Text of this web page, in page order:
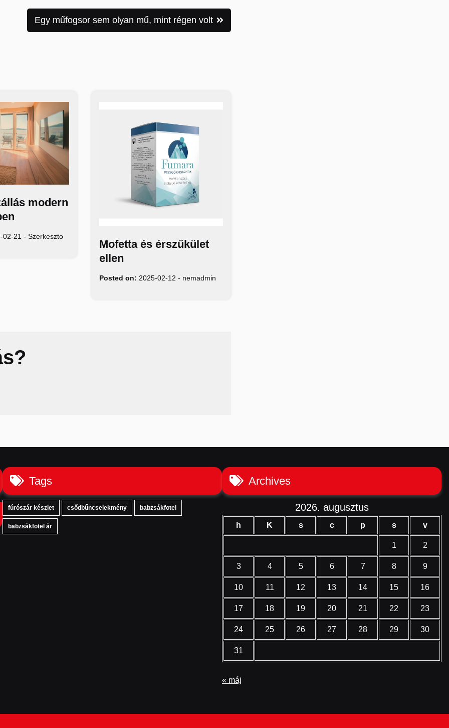
Egy műfogsor sem olyan mű, mint régen volt
modern
02-21- Szerkeszto
Mofetta és érszűkület
ellen
Posted on: 2025-02-12 - nemadmin
Tags
fúrószár készlet csődbűncselekmény babzsákfotel
babzsákfotel ár
Archives
2026. augusztus
h K s c p s v
1 2
3 4 5 6 7 8 9
10 11 12 13 14 15 16
17 18 19 20 21 22 23
24 25 26 27 28 29 30
31
« máj